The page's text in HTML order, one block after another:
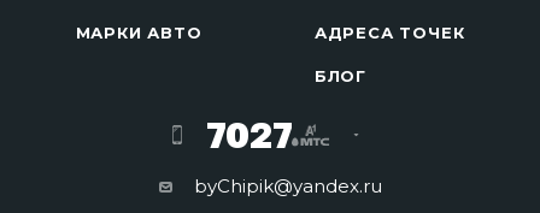
МАРКИ АВТО АДРЕСА ТОЧЕК
БЛОГ
7027
byChipik@yandex.ru